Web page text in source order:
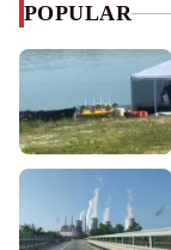
POPULAR